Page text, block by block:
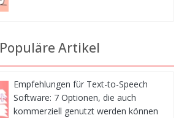
Populäre Artikel
Empfehlungen für Text-to-Speech
Software: 7 Optionen, die auch
kommerziell genutzt werden können